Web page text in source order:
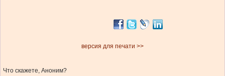
версия для печати >>
Что скажете, Аноним?